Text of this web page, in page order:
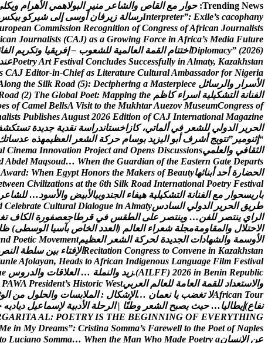
Trending News: حوار مع القاص والشاعر منير البولهمي الهرام ويكل
Interpreter”: Exile’s cacophany رسالة زيرفان أوسى إلى شيركو بيك
uropean Commission Recognition of Congress ofAfrican Journalists
ican Journalists (CAJ) as a Growing Force in Africa’s Media Future
Diplomacy” (2026) اختتام القمة العالمية للشعوب – إفريقيا وتكريم الفا
PoetryArt Festival Concludes Successfully in Almaty, Kazakhstan عن
s CAJ Editor-in-Chief as Literature CulturalAmbassador for Nigeria
السرار والرسائل long the Silk Road (5): Deciphering a Masterpiece
الفنانة التشكيلية اسراء كاظم oad (2) The Global Poet: Mapping the
es of Camel BellsA Visit to the MukhtarAuezov MuseumCongress of
alists PublishesAugust 2026 Edition of CAJ International Magazine
الحرير الدولي للشعر في ألماتي، كازاخستاندراسة نقدية جديدة تستكش
“إثنومير ”تتويج أشرف أبو اليزيد بوسام حركة الشعر العظيمهذه عدسات
الثقافي والعلمي l Cinema Innovation Project and Opens Discussions
Abdel Maqsoud… When the Guardian of the Eastern Gate Departs
الحضارة أحد أبنائها Award: When Egypt Honors the Makers of Beauty
tween Civilizations at the 6th Silk Road International Poetry Festival
باريسحوار مع الفنانة التشكيلية هيفاء الجندوبيالبيض والسود… للشاعر
طريق الحرير الدولي السادس Celebrate Cultural Dialogue in Almaty
الراي ينتصر للفن… وينتصر على الطقس في قرطاجعصفورة الكاف تغ
الحتلل والمقاومةمجلة شعراء العالم (العدد الخاص بآسيا الوسطى) ظ
الوسمة والشهادات الجديدة لحركة الشعر العظيم nd Poetic Movement
Recitation Congress to Convene in Kazakhstan الفتاء بين سلطة الن
unleAfolayan, Heads toAfrican Indigenous Language Film Festival
(AILFF) 2026 in Benin Republic
.زيد والنملة … العلقات والدر وس e
والستعداد للقمة العامة للعالم العربي PAWA President’s Historic West
African Tour ل تغضب يا نعمان …الشكال : الملبسات والحلول من الو
نفاع)إيطاليا… حيث يصبح الشعر وطنا | الرحلة الدبية لسماعيل دياديه
GARITA AL: POETRY IS THE BEGINNING OF EVERYTHING
Me in My Dreams”: Cristina Somma’s Farewell to the Poet of Naples
عن النسان to Luciano Somma… When the Man Who Made Poetry a